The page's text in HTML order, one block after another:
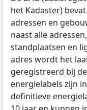
het Kadaster)
adressen en
naast alle
standplaatsen en
adres wordt het
geregistreerd bij de
energielabels zijn
definitieve